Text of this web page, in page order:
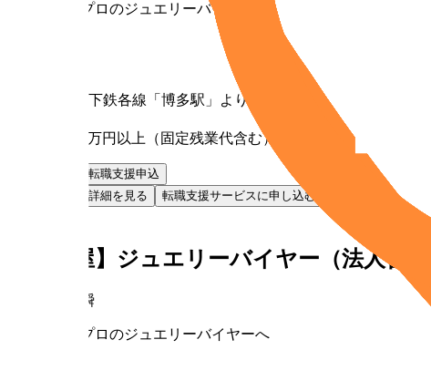
未経験からプロのジュエリーバイヤーへ
JR・地下鉄各線「博多駅」より徒歩6分
月給30万円以上（固定残業代含む）
転職支援申込
詳細を見る 転職支援サービスに申し込む
【名古屋】ジュエリーバイヤー（法人営
株式会社貴瞬
未経験からプロのジュエリーバイヤーへ